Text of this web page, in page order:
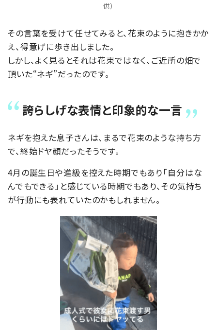
供）
その言葉を受けて任せてみると、花束のように抱きかか
え、得意げに歩き出しました。
しかし、よく見るとそれは花束ではなく、ご近所の畑で
頂いた“ネギ”だったのです。
誇らしげな表情と印象的な一言
ネギを抱えた息子さんは、まるで花束のような持ち方
で、終始ドヤ顔だったそうです。
4月の誕生日や進級を控えた時期でもあり「自分はな
んでもできる」と感じている時期でもあり、その気持ち
が行動にも表れていたのかもしれません。